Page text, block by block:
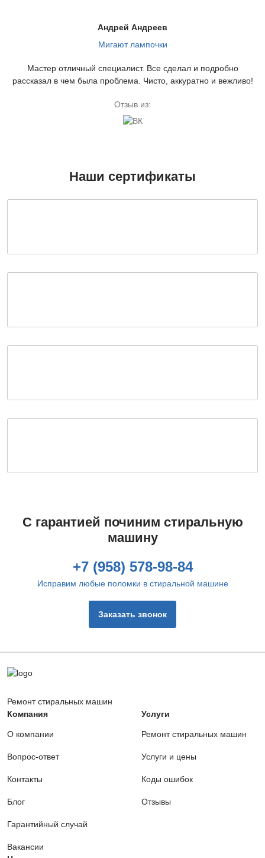
Андрей Андреев
Мигают лампочки
Мастер отличный специалист. Все сделал и подробно
рассказал в чем была проблема. Чисто, аккуратно и вежливо!
Отзыв из:
Наши сертификаты
С гарантией починим стиральную
машину
+7 (958) 578-98-84
Исправим любые поломки в стиральной машине
Заказать звонок
Ремонт стиральных машин
Компания
О компании
Вопрос-ответ
Контакты
Блог
Гарантийный случай
Вакансии
Услуги
Ремонт стиральных машин
Услуги и цены
Коды ошибок
Отзывы